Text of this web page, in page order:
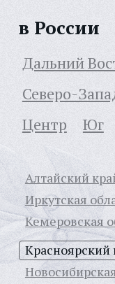
в России
Дальний
Северо-
Центр
Юг
Алтайский
Иркутская
Кемеровская
Красноярский